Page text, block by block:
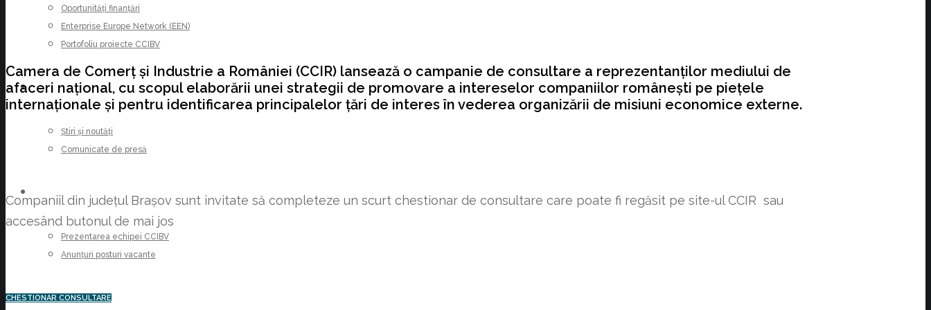
Oportunități finanțări
Enterprise Europe Network (EEN)
Portofoliu proiecte CCIBV
ȘTIRI
Știri și noutăți
Comunicate de presă
Prezentarea echipei CCIBV
Anunțuri posturi vacante
Camera de Comerț și Industrie a României (CCIR) lansează o campanie de consultare a reprezentanților mediului de
afaceri național, cu scopul elaborării unei strategii de promovare a intereselor companiilor românești pe piețele
internaționale și pentru identificarea principalelor țări de interes în vederea organizării de misiuni economice externe.
Companiil din județul Brașov sunt invitate să completeze un scurt chestionar de consultare care poate fi regăsit pe site-ul CCIR sau
accesând butonul de mai jos
CHESTIONAR CONSULTARE